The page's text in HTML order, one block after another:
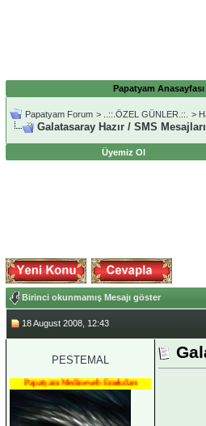
Papatyam Anasayfası
Papatyam Forum > ..::.ÖZEL GÜNLER.::. >
Galatasaray Hazır / SMS Mesajları
Üyemiz Ol
Birinci okunmamış Mesajı göster
18 August 2008, 12:43
PESTEMAL
Papatyam Medineweb Emekdarı